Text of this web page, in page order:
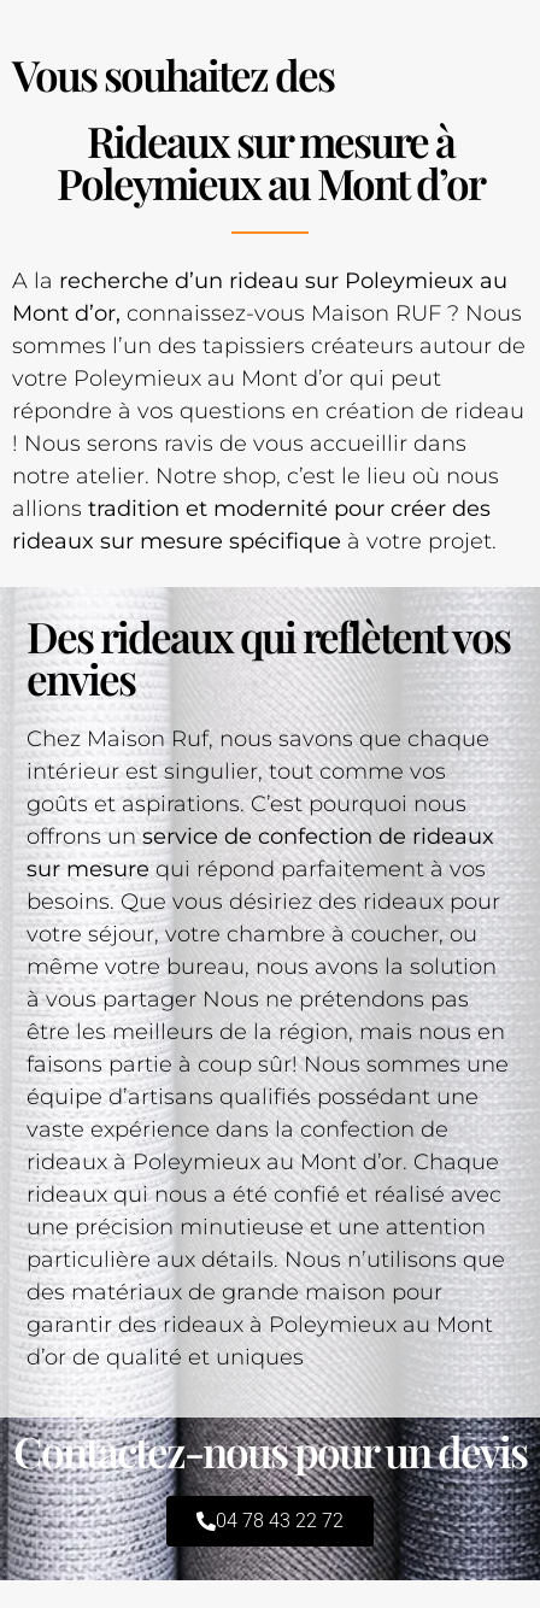
Vous souhaitez des
Rideaux sur mesure à
Poleymieux au Mont d’or
A la recherche d’un rideau sur Poleymieux au
Mont d’or, connaissez-vous Maison RUF ? Nous
sommes l’un des tapissiers créateurs autour de
votre Poleymieux au Mont d’or qui peut
répondre à vos questions en création de rideau
! Nous serons ravis de vous accueillir dans
notre atelier. Notre shop, c’est le lieu où nous
allions tradition et modernité pour créer des
rideaux sur mesure spécifique à votre projet.
Des rideaux qui reflètent vos
envies
Chez Maison Ruf, nous savons que chaque
intérieur est singulier, tout comme vos
goûts et aspirations. C’est pourquoi nous
offrons unservice de confection de rideaux
sur mesurequi répond parfaitement à vos
besoins. Que vous désiriez des rideaux pour
votre séjour, votre chambre à coucher, ou
même votre bureau, nous avons la solution
à vous partager Nous ne prétendons pas
être les meilleurs de la région, mais nous en
faisons partie à coup sûr! Nous sommes une
équipe d’artisans qualifiés possédant une
vaste expérience dans la confection de
rideaux à Poleymieux au Mont d’or. Chaque
rideaux qui nous a été confié et réalisé avec
une précision minutieuse et une attention
particulière aux détails. Nous n’utilisons que
des matériaux de grande maison pour
garantir des rideaux à Poleymieux au Mont
d’or de qualité et uniques
Contactez-nous pour un devis
04 78 43 22 72